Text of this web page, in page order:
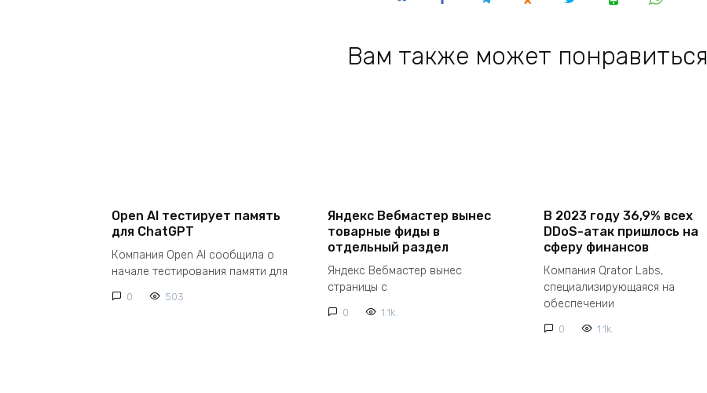
Вам также может понравиться
Open AI тестирует память
для ChatGPT
Компания Open AI сообщила о
начале тестирования памяти для
0 503
Яндекс Вебмастер вынес
товарные фиды в
отдельный раздел
Яндекс Вебмастер вынес
страницы с
0 1.1k.
В 2023 году 36,9% всех
DDoS-атак пришлось на
сферу финансов
Компания Qrator Labs,
специализирующаяся на
обеспечении
0 1.1k.